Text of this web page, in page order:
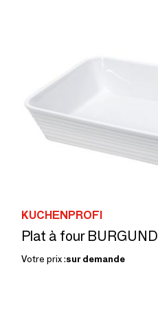
KUCHENPROFI
Plat à four BURGUND
Votre prix :sur demande